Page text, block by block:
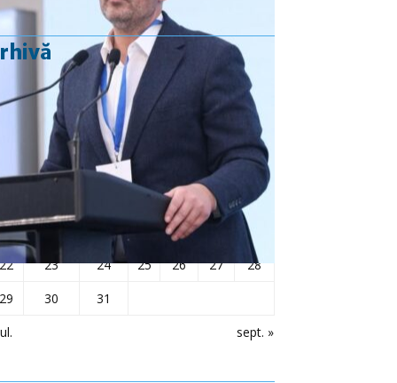
august 2022
Ma Mi D
sept. »
2 3 6
7
11 12 13
14
19
21
23 24 25 26 27
28
29
30 31